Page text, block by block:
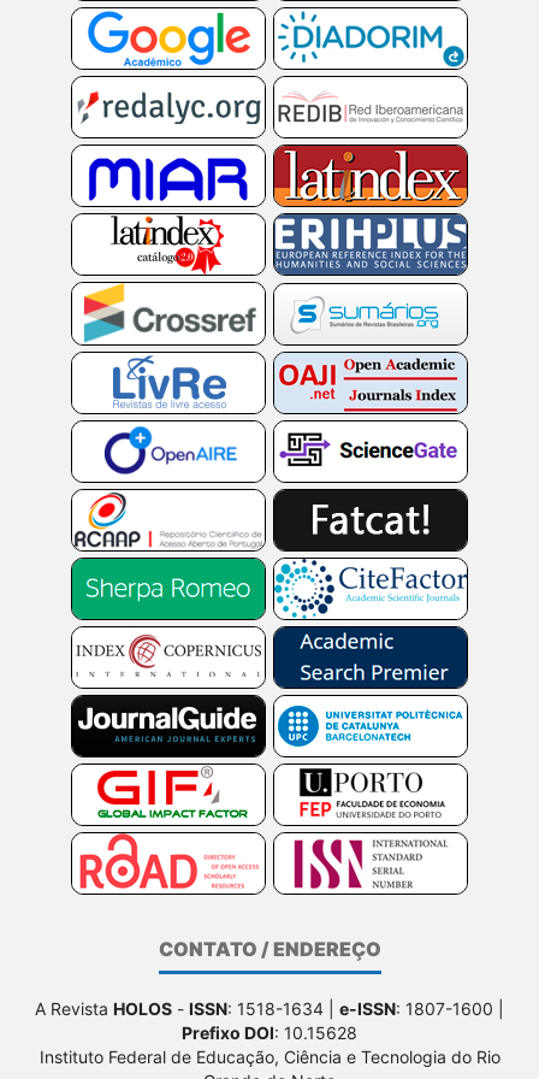
CONTATO / ENDEREÇO
A Revista HOLOS - ISSN: 1518-1634 | e-ISSN: 1807-1600 |
Prefixo DOI: 10.15628
Instituto Federal de Educação, Ciência e Tecnologia do Rio